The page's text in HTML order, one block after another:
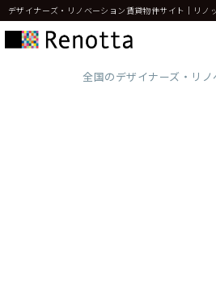
デザイナーズ・リノベーション賃貸物件サイト｜リノ
全国のデザイナーズ・リ